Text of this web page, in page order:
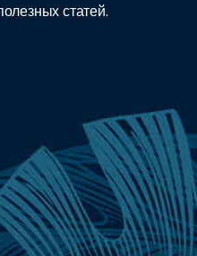
статей.